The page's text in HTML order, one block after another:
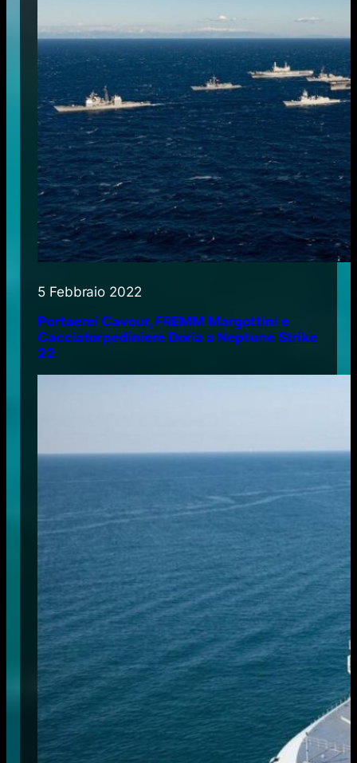
5 Febbraio 2022
Portaerei Cavour, FREMM Margottini e
Cacciatorpediniere Doria a Neptune Strike
22